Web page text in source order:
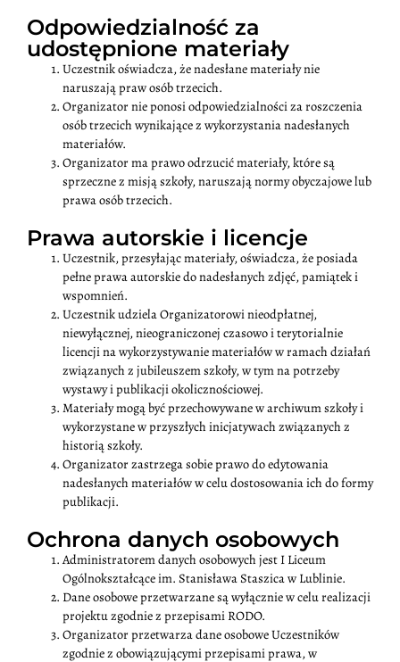
Odpowiedzialność za
udostępnione materiały
Uczestnik oświadcza, że nadesłane materiały nie
naruszają praw osób trzecich.
Organizator nie ponosi odpowiedzialności za roszczenia
osób trzecich wynikające z wykorzystania nadesłanych
materiałów.
Organizator ma prawo odrzucić materiały, które są
sprzeczne z misją szkoły, naruszają normy obyczajowe lub
prawa osób trzecich.
Prawa autorskie i licencje
Uczestnik, przesyłając materiały, oświadcza, że posiada
pełne prawa autorskie do nadesłanych zdjęć, pamiątek i
wspomnień.
Uczestnik udziela Organizatorowi nieodpłatnej,
niewyłącznej, nieograniczonej czasowo i terytorialnie
licencji na wykorzystywanie materiałów w ramach działań
związanych z jubileuszem szkoły, w tym na potrzeby
wystawy i publikacji okolicznościowej.
Materiały mogą być przechowywane w archiwum szkoły i
wykorzystane w przyszłych inicjatywach związanych z
historią szkoły.
Organizator zastrzega sobie prawo do edytowania
nadesłanych materiałów w celu dostosowania ich do formy
publikacji.
Ochrona danych osobowych
Administratorem danych osobowych jest I Liceum
Ogólnokształcące im. Stanisława Staszica w Lublinie.
Dane osobowe przetwarzane są wyłącznie w celu realizacji
projektu zgodnie z przepisami RODO.
Organizator przetwarza dane osobowe Uczestników
zgodnie z obowiązującymi przepisami prawa, w